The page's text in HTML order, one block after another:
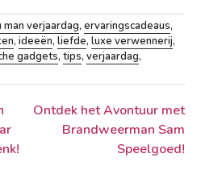
man verjaardag, ervaringscadeaus,
, ideeën, liefde, luxe verwennerij,
gadgets, tips, verjaardag,
Ontdek het Avontuur met
Brandweerman Sam
Speelgoed!